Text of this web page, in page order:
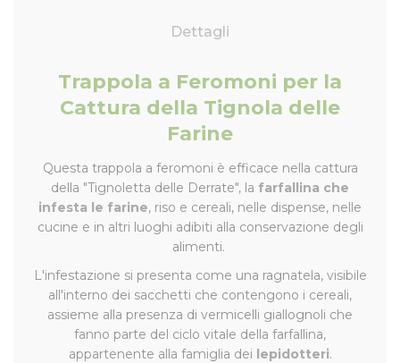
Dettagli
Trappola a Feromoni per la
Cattura della Tignola delle
Farine
Questa trappola a feromoni è efficace nella cattura
della "Tignoletta delle Derrate", la farfallina che
infesta le farine, riso e cereali, nelle dispense, nelle
cucine e in altri luoghi adibiti alla conservazione degli
alimenti.
L'infestazione si presenta come una ragnatela, visibile
all'interno dei sacchetti che contengono i cereali,
assieme alla presenza di vermicelli giallognoli che
fanno parte del ciclo vitale della farfallina,
appartenente alla famiglia dei lepidotteri.